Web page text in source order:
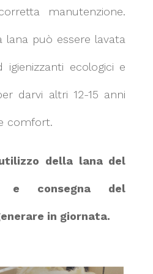
manutenzione.
lana può essere lavata
ecologici e
darvi altri 12-15 anni
comfort.
della lana del
e consegna del
in giornata.